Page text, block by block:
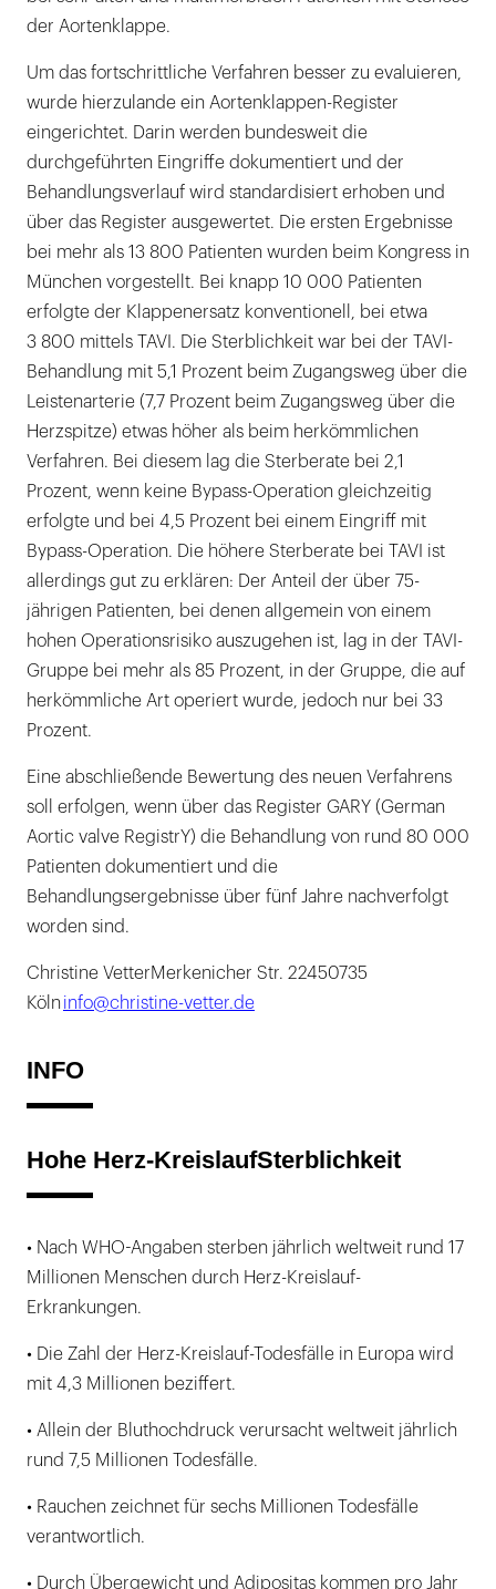
der Aortenklappe.
Um das fortschrittliche Verfahren besser zu evaluieren,
wurde hierzulande ein Aortenklappen-Register
eingerichtet. Darin werden bundesweit die
durchgeführten Eingriffe dokumentiert und der
Behandlungsverlauf wird standardisiert erhoben und
über das Register ausgewertet. Die ersten Ergebnisse
bei mehr als 13 800 Patienten wurden beim Kongress in
München vorgestellt. Bei knapp 10 000 Patienten
erfolgte der Klappenersatz konventionell, bei etwa
3 800 mittels TAVI. Die Sterblichkeit war bei der TAVI-
Behandlung mit 5,1 Prozent beim Zugangsweg über die
Leistenarterie (7,7 Prozent beim Zugangsweg über die
Herzspitze) etwas höher als beim herkömmlichen
Verfahren. Bei diesem lag die Sterberate bei 2,1
Prozent, wenn keine Bypass-Operation gleichzeitig
erfolgte und bei 4,5 Prozent bei einem Eingriff mit
Bypass-Operation. Die höhere Sterberate bei TAVI ist
allerdings gut zu erklären: Der Anteil der über 75-
jährigen Patienten, bei denen allgemein von einem
hohen Operationsrisiko auszugehen ist, lag in der TAVI-
Gruppe bei mehr als 85 Prozent, in der Gruppe, die auf
herkömmliche Art operiert wurde, jedoch nur bei 33
Prozent.
Eine abschließende Bewertung des neuen Verfahrens
soll erfolgen, wenn über das Register GARY (German
Aortic valve RegistrY) die Behandlung von rund 80 000
Patienten dokumentiert und die
Behandlungsergebnisse über fünf Jahre nachverfolgt
worden sind.
Christine VetterMerkenicher Str. 22450735
Köln info@christine-vetter.de
INFO
Hohe Herz-KreislaufSterblichkeit
• Nach WHO-Angaben sterben jährlich weltweit rund 17
Millionen Menschen durch Herz-Kreislauf-
Erkrankungen.
• Die Zahl der Herz-Kreislauf-Todesfälle in Europa wird
mit 4,3 Millionen beziffert.
• Allein der Bluthochdruck verursacht weltweit jährlich
rund 7,5 Millionen Todesfälle.
• Rauchen zeichnet für sechs Millionen Todesfälle
verantwortlich.
• Durch Übergewicht und Adipositas kommen pro Jahr